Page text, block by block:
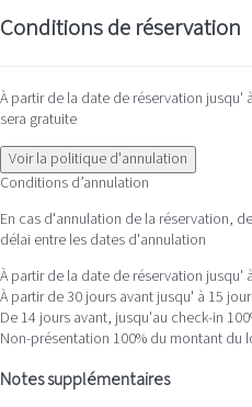
Conditions de réservation
À partir de la date de réservation jusqu'
sera gratuite
Voir la politique d'annulation
Conditions d’annulation
En cas d'annulation de la réservation,
délai entre les dates d'annulation
À partir de la date de réservation jusqu'
À partir de 30 jours avant jusqu' à 15
De 14 jours avant, jusqu'au check-in
Non-présentation 100% du montant du
Notes supplémentaires